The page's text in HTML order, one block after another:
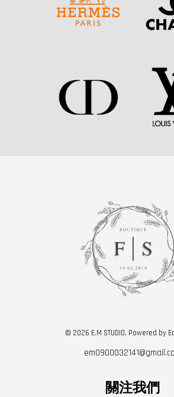
© 2026 E.M STUDIO. Powered by
關注我們